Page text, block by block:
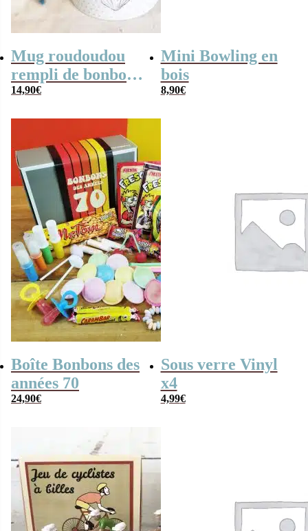
Mug roudoudou
rempli de bonbons
rétro
14,90€
Mini Bowling en
bois
8,90€
Boîte Bonbons des
années 70
24,90€
Sous verre Vinyl
x4
4,99€